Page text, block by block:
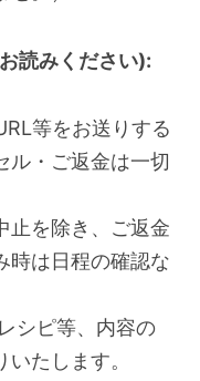
読みください):
等をお送りする
ル・ご返金は一切
止を除き、ご返金
時は日程の確認な
シピ等、内容の
たします。